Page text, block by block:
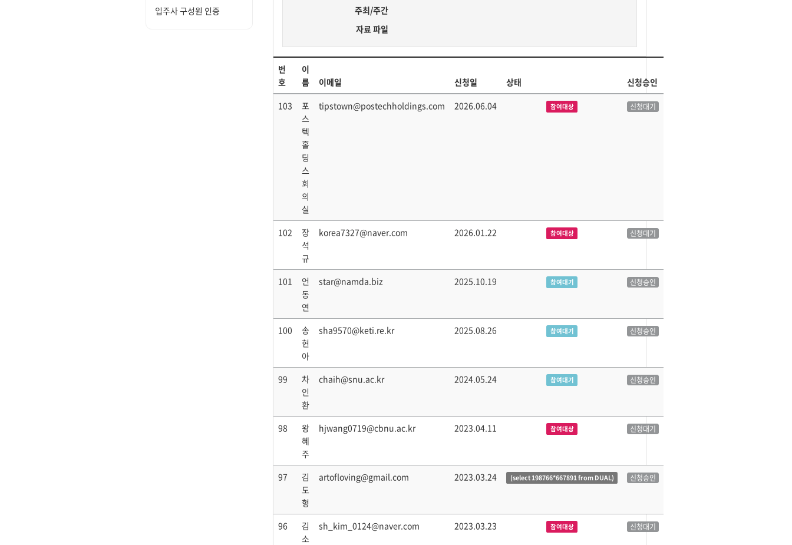
주최/주간
자료 파일
번
호
이
름
이메일 신청일 상태
신청승인
103
포
스
텍
홀
딩
스
회
의
실
tipstown@postechholdings.com 2026.06.04 참여대상 신청대기
102
장
석
규
korea7327@naver.com 2026.01.22 참여대상 신청대기
101
언
동
연
star@namda.biz 2025.10.19 참여대기 신청승인
100
송
현
아
sha9570@keti.re.kr 2025.08.26 참여대기 신청승인
99
차
인
환
chaih@snu.ac.kr 2024.05.24 참여대기 신청승인
98
왕
혜
주
hjwang0719@cbnu.ac.kr 2023.04.11 참여대상 신청대기
97
김
도
형
artofloving@gmail.com 2023.03.24 (select 198766*667891 from DUAL) 신청승인
96
김
소
sh_kim_0124@naver.com 2023.03.23 참여대상 신청대기
입주사 구성원 인증